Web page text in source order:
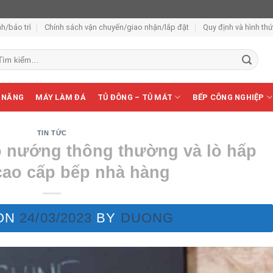
bảo trì Chính sách vận chuyển/giao nhận/lắp đặt Quy định và hình
MÁY LÀM ĐÁ TỦ ĐÔNG – TỦ MÁT BẾP CÔNG NGHIỆP
TIN TỨC
nướng thông thường và lò hấp
cấp bếp nhà hàng
24/03/2023 BY DUONG